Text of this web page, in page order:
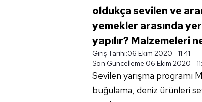
oldukça sevilen ve
yemekler arasında yer
yapılır? Malzemeleri
Giriş Tarihi:06 Ekim 2020 - 11:41
Son Güncelleme:06 Ekim 2020 -
Sevilen yarışma programı
buğulama, deniz ürünleri